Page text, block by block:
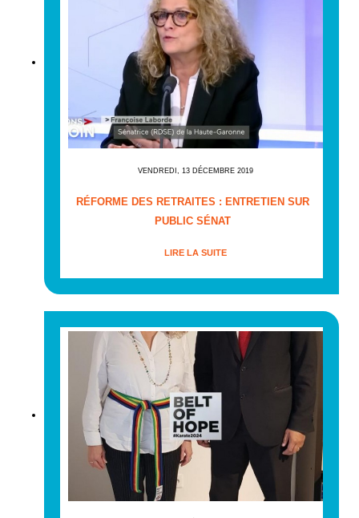
VENDREDI, 13 DÉCEMBRE 2019
RÉFORME DES RETRAITES : ENTRETIEN SUR
PUBLIC SÉNAT
LIRE LA SUITE